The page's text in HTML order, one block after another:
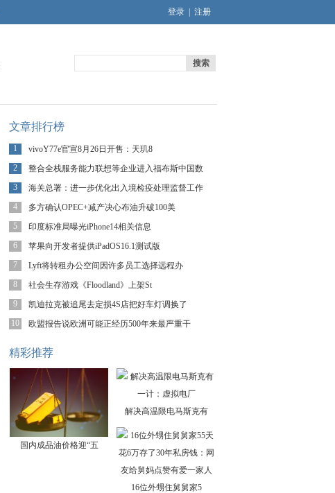
登录 注册
搜索
文章排行榜
1
vivoY77e官宣8月26日开售：天玑8
2
整合全栈服务能力联想等企业进入福布斯中国数
3
海关总署：进一步优化出入境检疫处理监督工作
4
多方确认OPEC+减产决心布油升破100美
5
印度标准局曝光iPhone14相关信息
6
苹果向开发者提供iPadOS16.1测试版
7
Lyft将转租办公空间因许多员工选择远程办
8
社会生存游戏《Floodland》上架St
9
凯迪拉克被追尾去定损4S店把好车灯调换了
10
欧盟报告说欧洲可能正经历500年来最严重干
精彩推荐
国内成品油价格迎“五
解决高温限电马斯克有
16位外甥住舅舅家5